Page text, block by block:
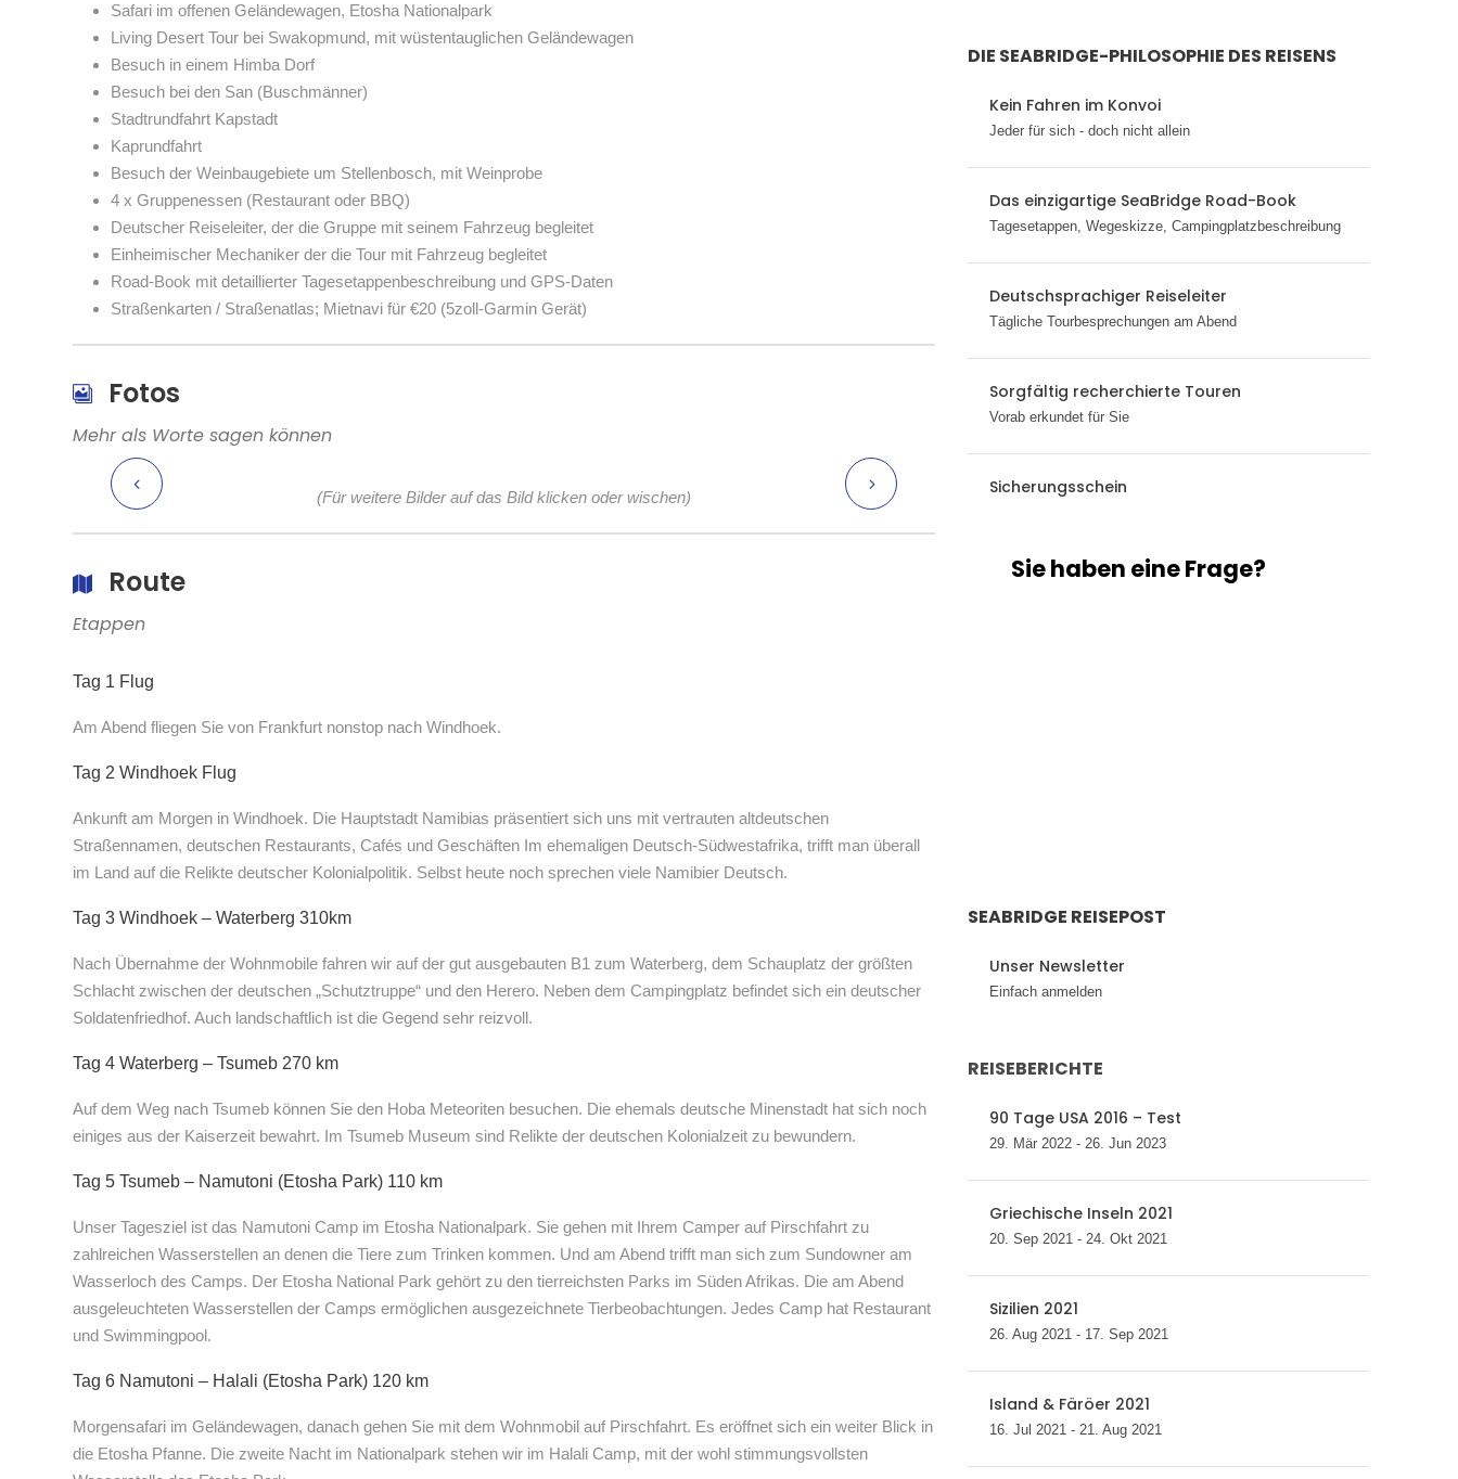
DIE SEABRIDGE-PHILOSOPHIE DES REISENS
Kein Fahren im Konvoi
Jeder für sich - doch nicht allein
Das einzigartige SeaBridge Road-Book
Tagesetappen, Wegeskizze, Campingplatzbeschreibung
Deutschsprachiger Reiseleiter
Tägliche Tourbesprechungen am Abend
Sorgfältig recherchierte Touren
Vorab erkundet für Sie
Sicherungsschein
Sie haben eine Frage?
SEABRIDGE REISEPOST
Unser Newsletter
Einfach anmelden
REISEBERICHTE
90 Tage USA 2016 – Test
29. Mär 2022 - 26. Jun 2023
Griechische Inseln 2021
20. Sep 2021 - 24. Okt 2021
Sizilien 2021
26. Aug 2021 - 17. Sep 2021
Island & Färöer 2021
16. Jul 2021 - 21. Aug 2021
Safari im offenen Geländewagen, Etosha Nationalpark
Living Desert Tour bei Swakopmund, mit wüstentauglichen Geländewagen
Besuch in einem Himba Dorf
Besuch bei den San (Buschmänner)
Stadtrundfahrt Kapstadt
Kaprundfahrt
Besuch der Weinbaugebiete um Stellenbosch, mit Weinprobe
4 x Gruppenessen (Restaurant oder BBQ)
Deutscher Reiseleiter, der die Gruppe mit seinem Fahrzeug begleitet
Einheimischer Mechaniker der die Tour mit Fahrzeug begleitet
Road-Book mit detaillierter Tagesetappenbeschreibung und GPS-Daten
Straßenkarten / Straßenatlas; Mietnavi für €20 (5zoll-Garmin Gerät)
Fotos
Mehr als Worte sagen können
(Für weitere Bilder auf das Bild klicken oder wischen)
Route
Etappen
Tag 1 Flug
Am Abend fliegen Sie von Frankfurt nonstop nach Windhoek.
Tag 2 Windhoek Flug
Ankunft am Morgen in Windhoek. Die Hauptstadt Namibias präsentiert sich uns mit vertrauten altdeutschen
Straßennamen, deutschen Restaurants, Cafés und Geschäften Im ehemaligen Deutsch-Südwestafrika, trifft man überall
im Land auf die Relikte deutscher Kolonialpolitik. Selbst heute noch sprechen viele Namibier Deutsch.
Tag 3 Windhoek – Waterberg 310km
Nach Übernahme der Wohnmobile fahren wir auf der gut ausgebauten B1 zum Waterberg, dem Schauplatz der größten
Schlacht zwischen der deutschen „Schutztruppe“ und den Herero. Neben dem Campingplatz befindet sich ein deutscher
Soldatenfriedhof. Auch landschaftlich ist die Gegend sehr reizvoll.
Tag 4 Waterberg – Tsumeb 270 km
Auf dem Weg nach Tsumeb können Sie den Hoba Meteoriten besuchen. Die ehemals deutsche Minenstadt hat sich noch
einiges aus der Kaiserzeit bewahrt. Im Tsumeb Museum sind Relikte der deutschen Kolonialzeit zu bewundern.
Tag 5 Tsumeb – Namutoni (Etosha Park) 110 km
Unser Tagesziel ist das Namutoni Camp im Etosha Nationalpark. Sie gehen mit Ihrem Camper auf Pirschfahrt zu
zahlreichen Wasserstellen an denen die Tiere zum Trinken kommen. Und am Abend trifft man sich zum Sundowner am
Wasserloch des Camps. Der Etosha National Park gehört zu den tierreichsten Parks im Süden Afrikas. Die am Abend
ausgeleuchteten Wasserstellen der Camps ermöglichen ausgezeichnete Tierbeobachtungen. Jedes Camp hat Restaurant
und Swimmingpool.
Tag 6 Namutoni – Halali (Etosha Park) 120 km
Morgensafari im Geländewagen, danach gehen Sie mit dem Wohnmobil auf Pirschfahrt. Es eröffnet sich ein weiter Blick in
die Etosha Pfanne. Die zweite Nacht im Nationalpark stehen wir im Halali Camp, mit der wohl stimmungsvollsten